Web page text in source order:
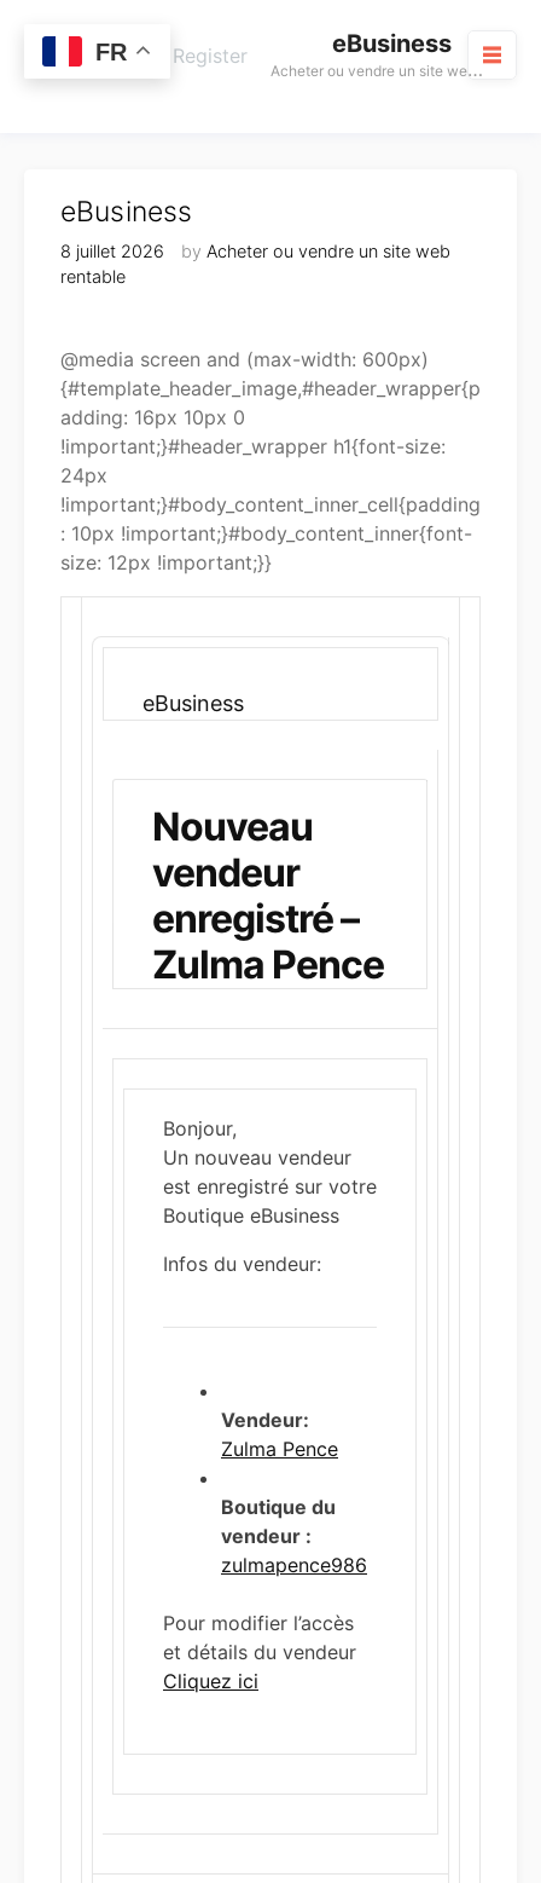
content
eBusiness
A
cheter ou vendre un site web rentable
CartLogin / Register
eBusiness
8 juillet 2026 by Acheter ou vendre un site web
rentable
@media screen and (max-width: 600px)
{#template_header_image,#header_wrapper{p
adding: 16px 10px 0
!important;}#header_wrapper h1{font-size:
24px
!important;}#body_content_inner_cell{padding
: 10px !important;}#body_content_inner{font-
size: 12px !important;}}
eBusiness
Nouveau
vendeur
enregistré –
Zulma Pence
Bonjour,
Un nouveau vendeur
est enregistré sur votre
Boutique eBusiness
Infos du vendeur:
Vendeur:
Zulma Pence
Boutique du
vendeur :
zulmapence986
Pour modifier l’accès
et détails du vendeur
Cliquez ici
FR